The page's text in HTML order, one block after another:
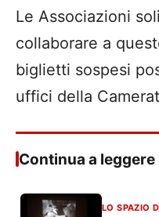
Le Associazioni
collaborare a
biglietti sospesi
uffici della
Continua a leggere
LO SPAZIO